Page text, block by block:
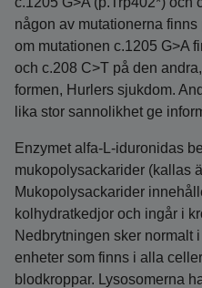
någon av mutationerna
om mutationen c.1205 G>A
och c.208 C>T på den
formen, Hurlers sjukdom.
lika stor sannolikhet ge
Enzymet alfa-L-iduronidas
mukopolysackarider (kallas
Mukopolysackarider
kolhydratkedjor och ingår i
Nedbrytningen sker normalt
enheter som finns i alla
blodkroppar. Lysosomerna